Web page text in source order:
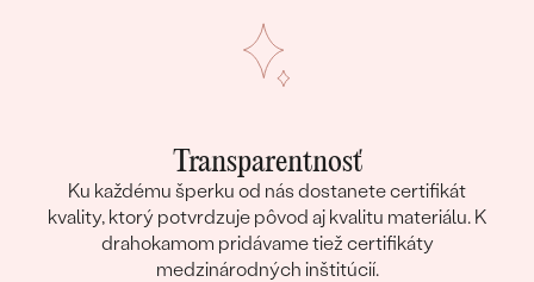
Transparentnosť
Ku každému šperku od nás dostanete certifikát
kvality, ktorý potvrdzuje pôvod aj kvalitu materiálu. K
drahokamom pridávame tiež certifikáty
medzinárodných inštitúcií.